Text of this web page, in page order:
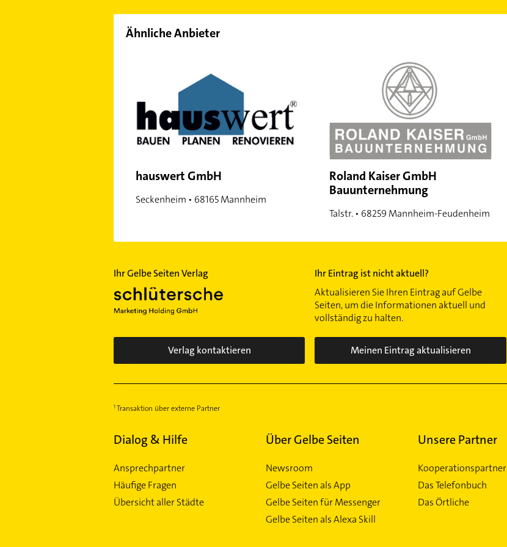
Ähnliche Anbieter
hauswert GmbH
Seckenheim • 68165 Mannheim
Roland Kaiser GmbH
Bauunternehmung
Talstr. • 68259 Mannheim-Feudenheim
Ihr Gelbe Seiten Verlag
Verlag kontaktieren
Ihr Eintrag ist nicht aktuell?
Aktualisieren Sie Ihren Eintrag auf Gelbe
Seiten, um die Informationen aktuell und
vollständig zu halten.
Meinen Eintrag aktualisieren
Transaktion über externe Partner
Dialog & Hilfe
Ansprechpartner
Häufige Fragen
Übersicht aller Städte
Über Gelbe Seiten
Newsroom
Gelbe Seiten als App
Gelbe Seiten für Messenger
Gelbe Seiten als Alexa Skill
Unsere Partner
Kooperationspartner
Das Telefonbuch
Das Örtliche